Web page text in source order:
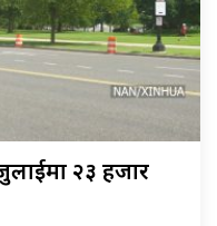
२३ हजार